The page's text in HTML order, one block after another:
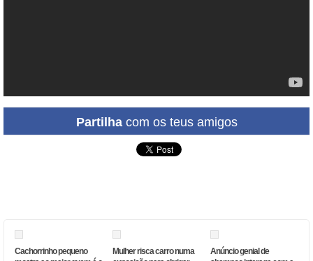
Partilhacom os teus amigos
Cachorrinho pequeno
Mulher risca carro numa
Anúncio genial de